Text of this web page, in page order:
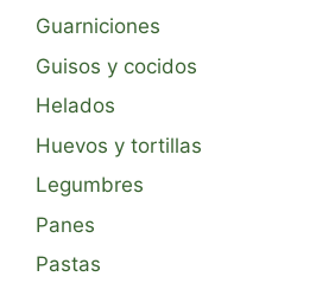
Guarniciones
Guisos y cocidos
Helados
Huevos y tortillas
Legumbres
Panes
Pastas